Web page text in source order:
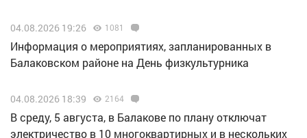
04.08.2026 19:26 1081
Информация о мероприятиях, запланированных в
Балаковском районе на День физкультурника
04.08.2026 18:39 2164
В среду, 5 августа, в Балакове по плану отключат
электричество в 10 многоквартирных и в нескольких